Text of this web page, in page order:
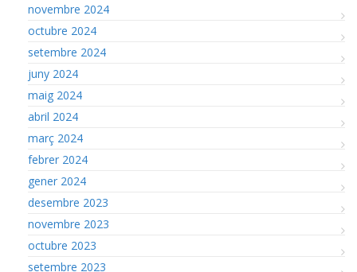
novembre 2024
octubre 2024
setembre 2024
juny 2024
maig 2024
abril 2024
març 2024
febrer 2024
gener 2024
desembre 2023
novembre 2023
octubre 2023
setembre 2023